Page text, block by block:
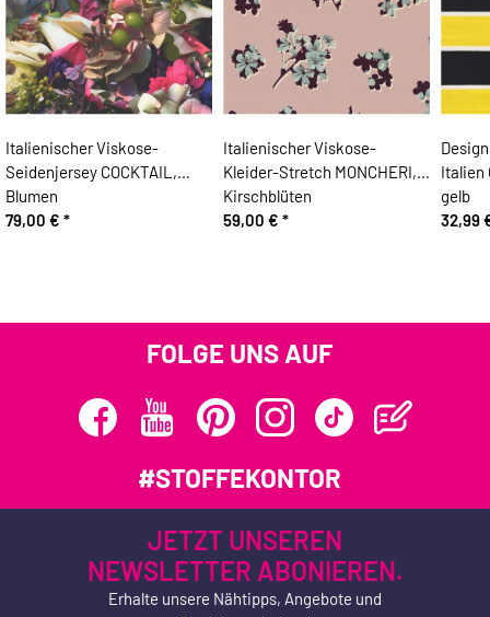
Italienischer Viskose-
Seidenjersey COCKTAIL,
Blumen
79,00 € *
Italienischer Viskose-
Kleider-Stretch MONCHERI,
Kirschblüten
59,00 € *
Italien
gelb
32,99
FOLGE UNS AUF
#STOFFEKONTOR
JETZT UNSEREN
NEWSLETTER ABONIEREN.
Erhalte unsere Nähtipps, Angebote und